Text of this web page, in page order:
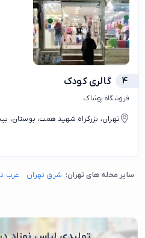
4 گالری کودک
فروشگاه پوشاک
تهران، بزرگراه شهید همت، بوستان،
سایر محله های تهران: شرق تهران غرب